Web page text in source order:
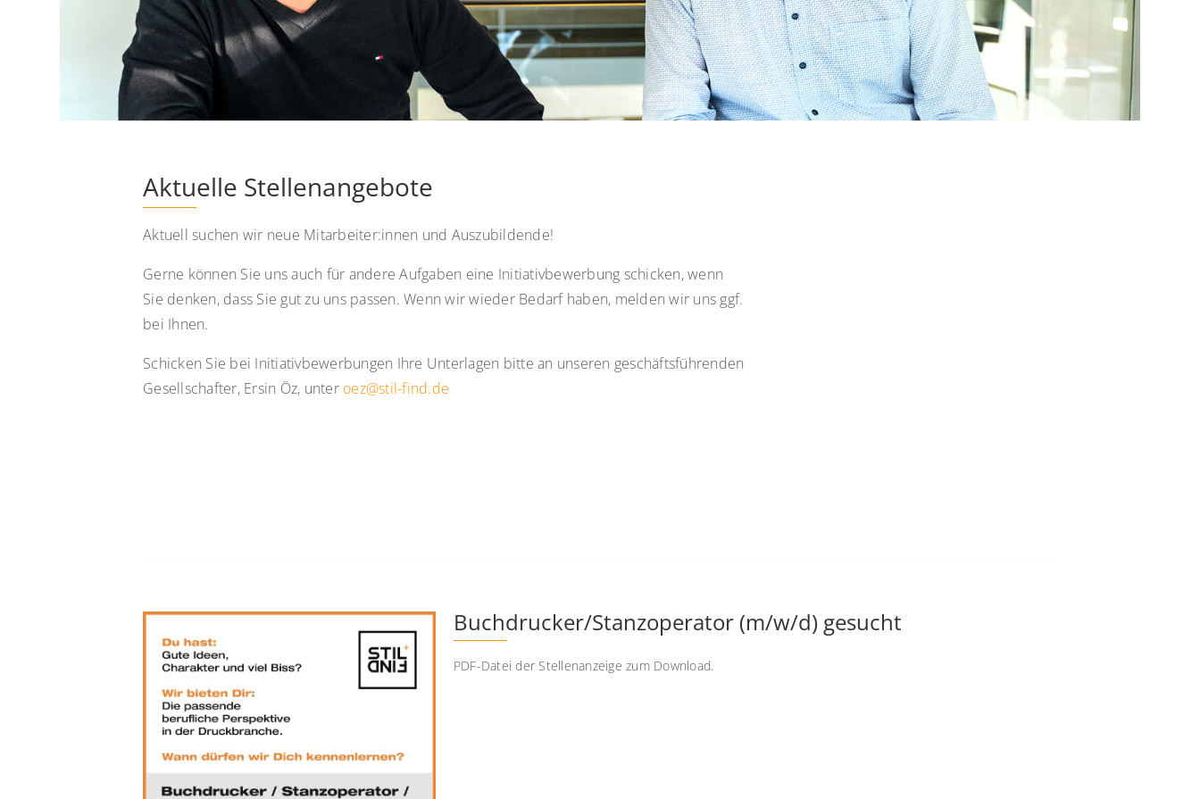
Aktuelle Stellenangebote
Aktuell suchen wir neue Mitarbeiter:innen und Auszubildende!
Gerne können Sie uns auch für andere Aufgaben eine Initiativbewerbung schicken, wenn
Sie denken, dass Sie gut zu uns passen. Wenn wir wieder Bedarf haben, melden wir uns ggf.
bei Ihnen.
Schicken Sie bei Initiativbewerbungen Ihre Unterlagen bitte an unseren geschäftsführenden
Gesellschafter, Ersin Öz, unter oez@stil-find.de
Buchdrucker/Stanzoperator (m/w/d) gesucht
PDF-Datei der Stellenanzeige zum Download.